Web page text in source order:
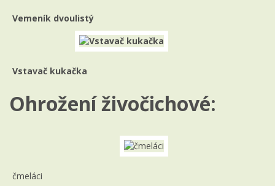
Vemeník dvoulistý
Vstavač kukačka
Ohrožení živočichové:
čmeláci